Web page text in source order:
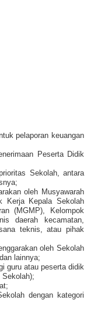
pelaporan keuangan
Peserta Didik
Sekolah, antara
oleh Musyawarah
Kerja Kepala Sekolah
(MGMP), Kelompok
daerah kecamatan,
teknis, atau pihak
oleh Sekolah
lainnya;
guru atau peserta didik
dengan kategori